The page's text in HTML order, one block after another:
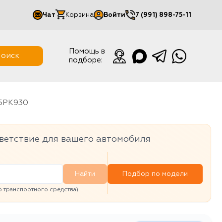
Чат Корзина Войти
Мой кабинет
7 (991) 898-75-11
Помощь в
подборе:
5PK930
для вашего автомобиля
Найти
средства).
Подбор по модели